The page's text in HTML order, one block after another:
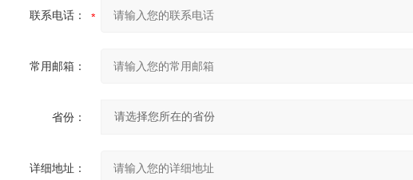
联系电话：
常用邮箱：
省份：
详细地址：